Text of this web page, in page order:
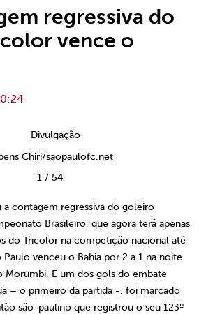
regressiva do
vence o
Chiri/saopaulofc.net
1/ 54
contagem regressiva do goleiro
Brasileiro, que agora terá apenas
do Tricolor na competição nacional até
venceu o Bahia por 2 a 1 na noite
Morumbi. E um dos gols do embate
– o primeiro da partida -, foi marcado
são-paulino que registrou o seu 123º